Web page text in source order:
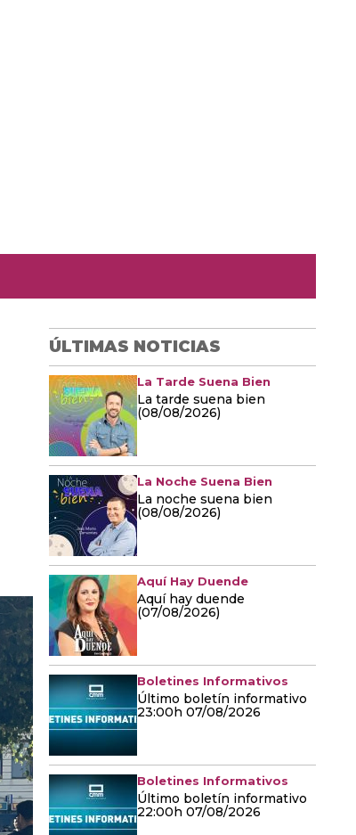
ÚLTIMAS NOTICIAS
La Tarde Suena Bien
La tarde suena bien
(08/08/2026)
La Noche Suena Bien
La noche suena bien
(08/08/2026)
Aquí Hay Duende
Aquí hay duende
(07/08/2026)
Boletines Informativos
Último boletín informativo
23:00h 07/08/2026
Boletines Informativos
Último boletín informativo
22:00h 07/08/2026